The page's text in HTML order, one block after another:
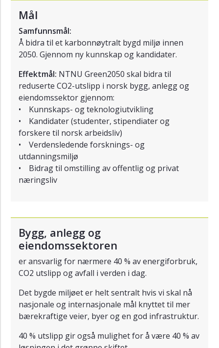
Mål
Samfunnsmål:
Å bidra til et karbonnøytralt bygd miljø innen
2050. Gjennom ny kunnskap og kandidater.
Effektmål: NTNU Green2050 skal bidra til
reduserte CO2-utslipp i norsk bygg, anlegg og
eiendomssektor gjennom:
• Kunnskaps- og teknologiutvikling
• Kandidater (studenter, stipendiater og
forskere til norsk arbeidsliv)
• Verdensledende forsknings- og
utdanningsmiljø
• Bidrag til omstilling av offentlig og privat
næringsliv
Bygg, anlegg og
eiendomssektoren
er ansvarlig for nærmere 40 % av energiforbruk,
CO2 utslipp og avfall i verden i dag.
Det bygde miljøet er helt sentralt hvis vi skal nå
nasjonale og internasjonale mål knyttet til mer
bærekraftige veier, byer og en god infrastruktur.
40 % utslipp gir også mulighet for å være 40 % av